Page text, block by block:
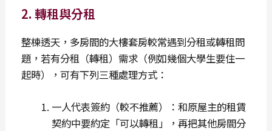
2. 轉租與分租
整棟透天，多房間的大樓套房較常遇到分租或轉租問
題，若有分租（轉租）需求（例如幾個大學生要住一
起時），可有下列三種處理方式：
一人代表簽約（較不推薦）：和原屋主的租賃
契約中要約定「可以轉租」，再把其他房間分